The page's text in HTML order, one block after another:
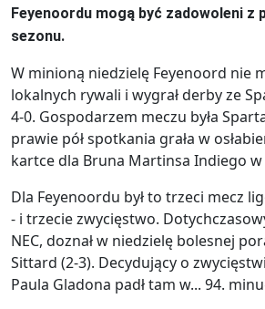
Feyenoordu mogą być zadowoleni z
sezonu.
W minioną niedzielę Feyenoord nie
lokalnych rywali i wygrał derby ze
4-0. Gospodarzem meczu była
prawie pół spotkania grała w
kartce dla Bruna Martinsa Indiego w
Dla Feyenoordu był to trzeci mecz
- i trzecie zwycięstwo.
NEC, doznał w niedzielę bolesnej
Sittard (2-3). Decydujący o
Paula Gladona padł tam w... 94.